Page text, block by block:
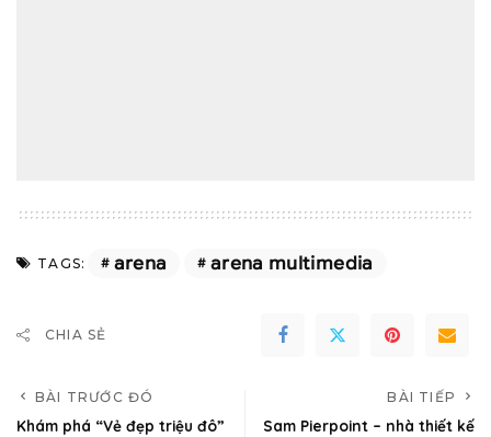
TAGS: arena arena multimedia
CHIA SẺ
BÀI TRƯỚC ĐÓ
Khám phá “Vẻ đẹp triệu đô”
BÀI TIẾP
Sam Pierpoint – nhà thiết kế